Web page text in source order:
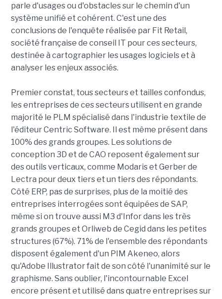
parle d'usages ou d'obstacles sur le chemin d'un
système unifié et cohérent. C'est une des
conclusions de l'enquête réalisée par Fit Retail,
société française de conseil IT pour ces secteurs,
destinée à cartographier les usages logiciels et à
analyser les enjeux associés.
Premier constat, tous secteurs et tailles confondus,
les entreprises de ces secteurs utilisent en grande
majorité le PLM spécialisé dans l'industrie textile de
l'éditeur Centric Software. Il est même présent dans
100% des grands groupes. Les solutions de
conception 3D et de CAO reposent également sur
des outils verticaux, comme Modaris et Gerber de
Lectra pour deux tiers et un tiers des répondants.
Côté ERP, pas de surprises, plus de la moitié des
entreprises interrogées sont équipées de SAP,
même si on trouve aussi M3 d'Infor dans les très
grands groupes et Orliweb de Cegid dans les petites
structures (67%). 71% de l'ensemble des répondants
disposent également d'un PIM Akeneo, alors
qu'Adobe Illustrator fait de son côté l'unanimité sur le
graphisme. Sans oublier, l'incontournable Excel
encore présent et utilisé dans quatre entreprises sur